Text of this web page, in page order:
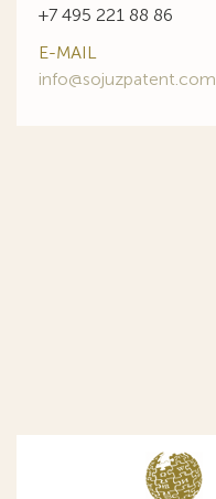
+7 495 221 88 86
E-MAIL
info@sojuzpatent.com